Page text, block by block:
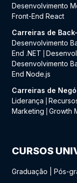
Desenvolvimento
Front-End React
Carreiras de
Desenvolvimento
End .NET
Desenvolvimento
End Node.js
Carreiras de
Liderança
Marketing
Growth
CURSOS
Graduação Pós-